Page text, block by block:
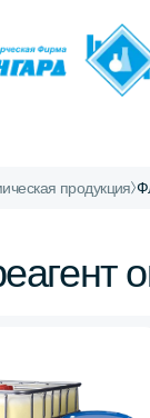
продукция